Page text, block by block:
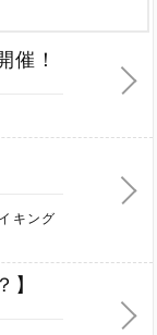
催！
キング
】